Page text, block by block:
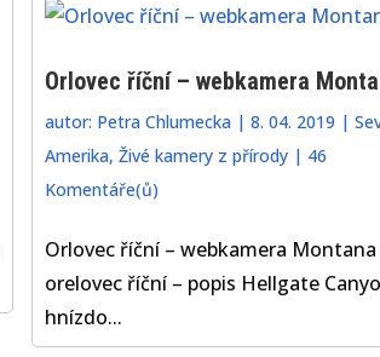
Orlovec říční – webkamera
autor: Petra Chlumecka| 8. 04. 2019 |
Amerika, Živé kamery z přírody| 46
Komentáře(ů)
Orlovec říční – webkamera Montana
orelovec říční – popis Hellgate
hnízdo...